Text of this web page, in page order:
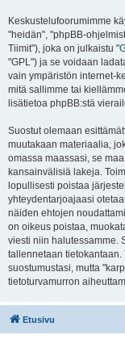
Keskustelufoorumimme
"heidän", "phpBB-
Tiimit"), joka on julkaistu "
"GPL") ja se voidaan
vain ympäristön internet-
mitä sallimme tai
lisätietoa phpBB:stä
Suostut olemaan
muutakaan materiaalia,
omassa maassasi, se
kansainvälisiä lakeja.
lopullisesti poistaa
yhteydentarjoajaasi
näiden ehtojen
on oikeus poistaa,
viesti niin halutessamme.
tallennetaan
suostumustasi, mutta
tietoturvamurron
Etusivu